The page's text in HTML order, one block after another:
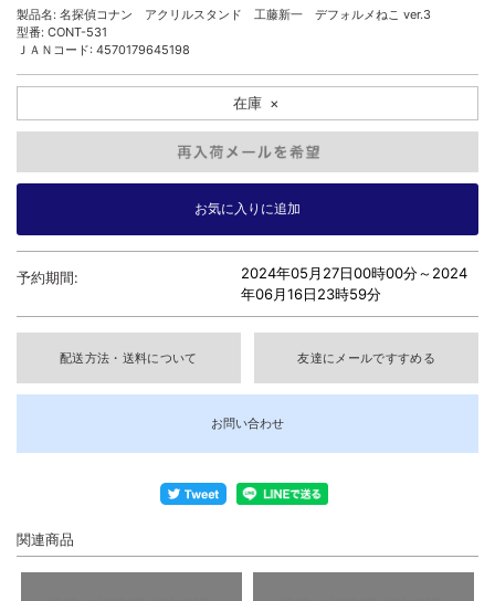
製品名: 名探偵コナン アクリルスタンド 工藤新一 デフォルメねこ ver.3
型番: CONT-531
ＪＡＮコード: 4570179645198
在庫 ×
予約期間: 2024年05月27日00時00分～2024
年06月16日23時59分
配送方法・送料について 友達にメールですすめる
お問い合わせ
関連商品